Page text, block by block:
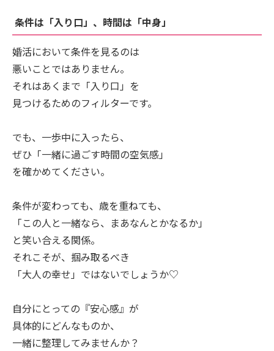
条件は「入り口」、時間は「中身」
婚活において条件を見るのは
悪いことではありません。
それはあくまで「入り口」を
見つけるためのフィルターです。
でも、一歩中に入ったら、
ぜひ「一緒に過ごす時間の空気感」
を確かめてください。
条件が変わっても、歳を重ねても、
「この人と一緒なら、まあなんとかなるか」
と笑い合える関係。
それこそが、掴み取るべき
「大人の幸せ」ではないでしょうか♡
自分にとっての『安心感』が
具体的にどんなものか、
一緒に整理してみませんか？